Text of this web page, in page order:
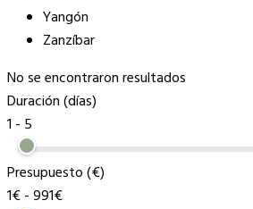
Yangón
Zanzíbar
No se encontraron resultados
Duración (días)
1 - 5
Presupuesto (€)
1€-991€